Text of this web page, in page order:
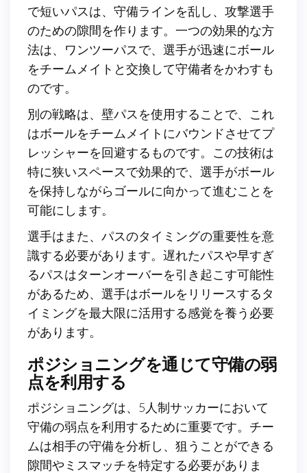
で短いパスは、守備ラインを乱し、攻撃選手
のための隙間を作ります。一つの効果的な方
法は、ワンツーパスで、選手が迅速にボール
をチームメイトと交換して守備者をかわすも
のです。
別の戦略は、壁パスを使用することで、これ
はボールをチームメイトにバウンドさせてプ
レッシャーを回避するものです。この技術は
特に狭いスペースで効果的で、選手がボール
を保持しながらゴールに向かって進むことを
可能にします。
選手はまた、パスのタイミングの重要性を意
識する必要があります。遅れたパスや早すぎ
るパスはターンオーバーを引き起こす可能性
があるため、選手はボールをリリースするタ
イミングを最大限に活用する感覚を養う必要
があります。
ポジショニングを通じて守備の弱
点を利用する
ポジショニングは、5人制サッカーにおいて
守備の弱点を利用するために重要です。チー
ムは相手の守備を分析し、狙うことができる
隙間やミスマッチを特定する必要がありま